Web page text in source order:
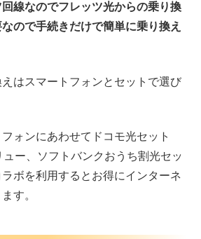
線なのでフレッツ光からの乗り換
ので手続きだけで簡単に乗り換え
はスマートフォンとセットで選び
ォンにあわせてドコモ光セット
ー、ソフトバンクおうち割光セッ
ラボを利用するとお得にインターネ
す。